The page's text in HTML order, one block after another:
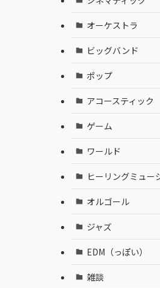
オーケストラ
ビッグバンド
ポップ
アコースティック
ゲーム
ワールド
ヒーリングミュー
オルゴール
ジャズ
EDM（っぽい）
雑談